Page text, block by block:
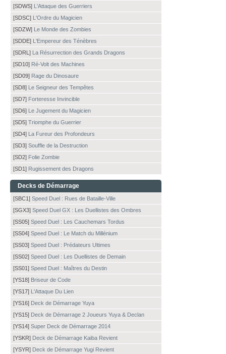
[SDWS] L'Attaque des Guerriers
[SDSC] L'Ordre du Magicien
[SDZW] Le Monde des Zombies
[SDDE] L'Empereur des Ténèbres
[SDRL] La Résurrection des Grands Dragons
[SD10] Ré-Volt des Machines
[SD09] Rage du Dinosaure
[SD8] Le Seigneur des Tempêtes
[SD7] Forteresse Invincible
[SD6] Le Jugement du Magicien
[SD5] Triomphe du Guerrier
[SD4] La Fureur des Profondeurs
[SD3] Souffle de la Destruction
[SD2] Folie Zombie
[SD1] Rugissement des Dragons
Decks de Démarrage
[SBC1] Speed Duel : Rues de Bataille-Ville
[SGX3] Speed Duel GX : Les Duellistes des Ombres
[SS05] Speed Duel : Les Cauchemars Tordus
[SS04] Speed Duel : Le Match du Millénium
[SS03] Speed Duel : Prédateurs Ultimes
[SS02] Speed Duel : Les Duellistes de Demain
[SS01] Speed Duel : Maîtres du Destin
[YS18] Briseur de Code
[YS17] L'Attaque Du Lien
[YS16] Deck de Démarrage Yuya
[YS15] Deck de Démarrage 2 Joueurs Yuya & Declan
[YS14] Super Deck de Démarrage 2014
[YSKR] Deck de Démarrage Kaiba Revient
[YSYR] Deck de Démarrage Yugi Revient